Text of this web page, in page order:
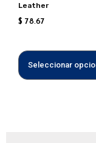
Leather
$ 78.67
Seleccionar